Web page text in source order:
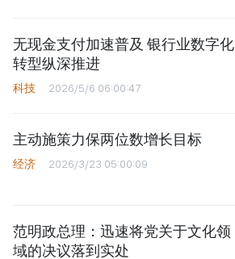
无现金支付加速普及 银行业数字化
转型纵深推进
科技 2026/5/6 06:00:47
主动施策力保两位数增长目标
经济 2026/3/23 05:00:09
范明政总理：迅速将党关于文化领
域的决议落到实处